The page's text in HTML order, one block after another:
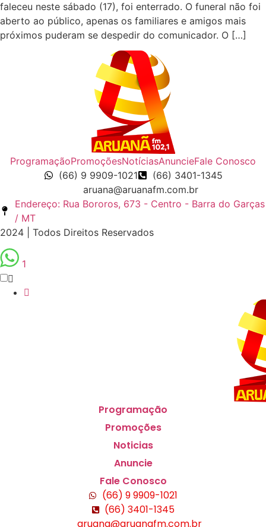
faleceu neste sábado (17), foi enterrado. O funeral não foi
aberto ao público, apenas os familiares e amigos mais
próximos puderam se despedir do comunicador. O […]
ProgramaçãoPromoçõesNotíciasAnuncieFale Conosco
(66) 9 9909-1021
(66) 3401-1345
aruana@aruanafm.com.br
Endereço: Rua Bororos, 673 - Centro - Barra do Garças
/ MT
2024 | Todos Direitos Reservados
1
Programação
Promoções
Noticias
Anuncie
Fale Conosco
(66) 9 9909-1021
(66) 3401-1345
aruana@aruanafm.com.br